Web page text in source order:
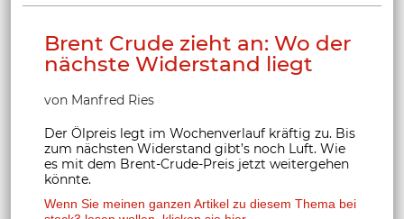
Brent Crude zieht an: Wo der
nächste Widerstand liegt
von Manfred Ries
Der Ölpreis legt im Wochenverlauf kräftig zu. Bis
zum nächsten Widerstand gibt’s noch Luft. Wie
es mit dem Brent-Crude-Preis jetzt weitergehen
könnte.
Wenn Sie meinen ganzen Artikel zu diesem Thema bei